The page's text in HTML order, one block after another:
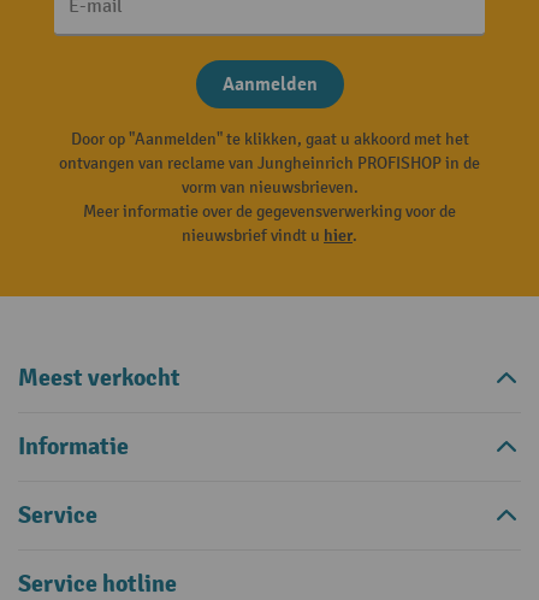
E-mail
Aanmelden
Door op "Aanmelden" te klikken, gaat u akkoord met het
ontvangen van reclame van Jungheinrich PROFISHOP in de
vorm van nieuwsbrieven.
Meer informatie over de gegevensverwerking voor de
nieuwsbrief vindt u hier.
Meest verkocht
Informatie
Service
Service hotline